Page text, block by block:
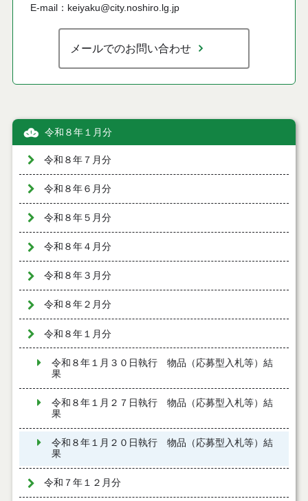
E-mail：keiyaku@city.noshiro.lg.jp
メールでのお問い合わせ
令和８年１月分
令和８年７月分
令和８年６月分
令和８年５月分
令和８年４月分
令和８年３月分
令和８年２月分
令和８年１月分
令和８年１月３０日執行 物品（応募型入札等）結
果
令和８年１月２７日執行 物品（応募型入札等）結
果
令和８年１月２０日執行 物品（応募型入札等）結
果
令和７年１２月分